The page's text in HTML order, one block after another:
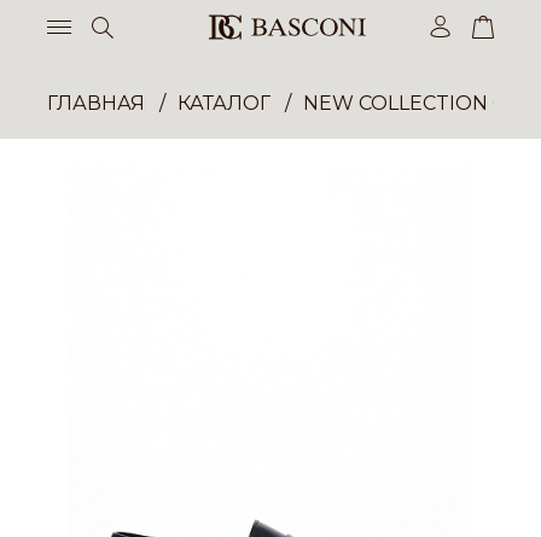
ГЛАВНАЯ КАТАЛОГ NEW COLLECTION